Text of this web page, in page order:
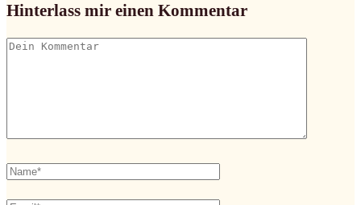
Hinterlass mir einen Kommentar